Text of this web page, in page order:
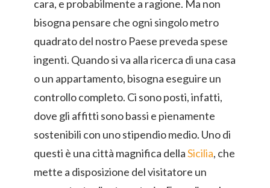
cara, e probabilmente a ragione. Ma non
bisogna pensare che ogni singolo metro
quadrato del nostro Paese preveda spese
ingenti. Quando si va alla ricerca di una casa
o un appartamento, bisogna eseguire un
controllo completo. Ci sono posti, infatti,
dove gli affitti sono bassi e pienamente
sostenibili con uno stipendio medio. Uno di
questi è una città magnifica dellaSicilia, che
mette a disposizione del visitatore un